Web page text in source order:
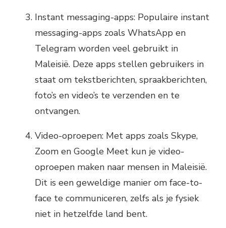
Instant messaging-apps: Populaire instant
messaging-apps zoals WhatsApp en
Telegram worden veel gebruikt in
Maleisië. Deze apps stellen gebruikers in
staat om tekstberichten, spraakberichten,
foto’s en video’s te verzenden en te
ontvangen.
Video-oproepen: Met apps zoals Skype,
Zoom en Google Meet kun je video-
oproepen maken naar mensen in Maleisië.
Dit is een geweldige manier om face-to-
face te communiceren, zelfs als je fysiek
niet in hetzelfde land bent.